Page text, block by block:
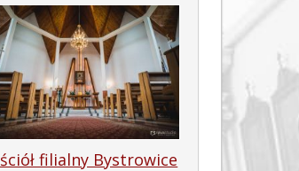
filialny Bystrowice